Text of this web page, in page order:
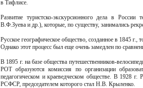
в Тифлисе.
Развитие туристско-экскурсионного дела в
В.Ф.Зуева и др.), которые, по существу, занимались
Русское географическое общество, созданное в 1845 г.,
Однако этот процесс был еще очень замедлен по
В 1895 г. на базе общества путешественников-
РОТ образуются комиссия по организации
педагогическом и краеведческом обществе. В 1928
РСФСР, председателем которого стал Н.В. Крыленко.